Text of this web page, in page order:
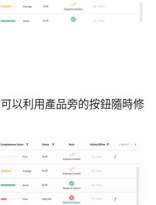
以利用產品旁的按鈕隨時修